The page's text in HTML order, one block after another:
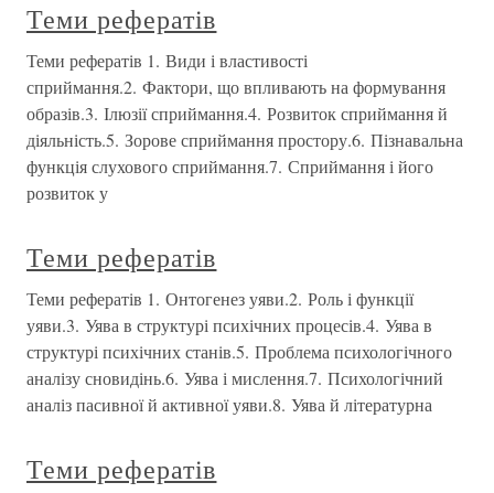
Теми рефератів
Теми рефератів 1. Види і властивості
сприймання.2. Фактори, що впливають на формування
образів.3. Ілюзії сприймання.4. Розвиток сприймання й
діяльність.5. Зорове сприймання простору.6. Пізнавальна
функція слухового сприймання.7. Сприймання і його
розвиток у
Теми рефератів
Теми рефератів 1. Онтогенез уяви.2. Роль і функції
уяви.3. Уява в структурі психічних процесів.4. Уява в
структурі психічних станів.5. Проблема психологічного
аналізу сновидінь.6. Уява і мислення.7. Психологічний
аналіз пасивної й активної уяви.8. Уява й літературна
Теми рефератів